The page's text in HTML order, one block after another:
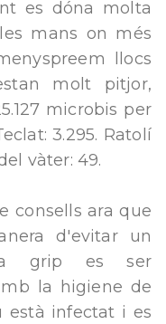
es dóna molta
mans on més
llocs
molt pitjor,
microbis per
3.295. Ratolí
vàter: 49.
consells ara que
d'evitar un
grip es ser
la higiene de
està infectat i es